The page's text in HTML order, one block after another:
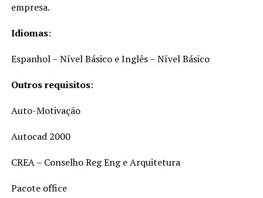
empresa.
Idiomas:
Espanhol – Nível Básico e Inglês – Nível Básico
Outros requisitos:
Auto-Motivação
Autocad 2000
CREA – Conselho Reg Eng e Arquitetura
Pacote office